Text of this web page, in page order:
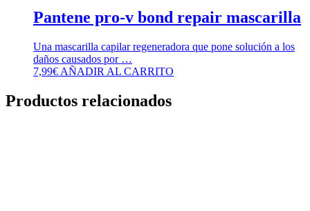
Pantene pro-v bond repair mascarilla
Una mascarilla capilar regeneradora que pone solución a los
daños causados por …
7,99€ AÑADIR AL CARRITO
Productos relacionados